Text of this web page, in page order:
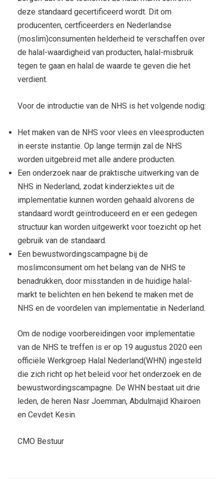
deze standaard gecertificeerd wordt. Dit om
producenten, certficeerders en Nederlandse
(moslim)consumenten helderheid te verschaffen over
de halal-waardigheid van producten, halal-misbruik
tegen te gaan en halal de waarde te geven die het
verdient.
Voor de introductie van de NHS is het volgende nodig:
Het maken van de NHS voor vlees en vleesproducten
in eerste instantie. Op lange termijn zal de NHS
worden uitgebreid met alle andere producten.
Een onderzoek naar de praktische uitwerking van de
NHS in Nederland, zodat kinderziektes uit de
implementatie kunnen worden gehaald alvorens de
standaard wordt geïntroduceerd en er een gedegen
structuur kan worden uitgewerkt voor toezicht op het
gebruik van de standaard.
Een bewustwordingscampagne bij de
moslimconsument om het belang van de NHS te
benadrukken, door misstanden in de huidige halal-
markt te belichten en hen bekend te maken met de
NHS en de voordelen van implementatie in Nederland.
Om de nodige voorbereidingen voor implementatie
van de NHS te treffen is er op 19 augustus 2020 een
officiële Werkgroep Halal Nederland(WHN) ingesteld
die zich richt op het beleid voor het onderzoek en de
bewustwordingscampagne. De WHN bestaat uit drie
leden, de heren Nasr Joemman, Abdulmajid Khairoen
en Cevdet Kesin.
CMO Bestuur